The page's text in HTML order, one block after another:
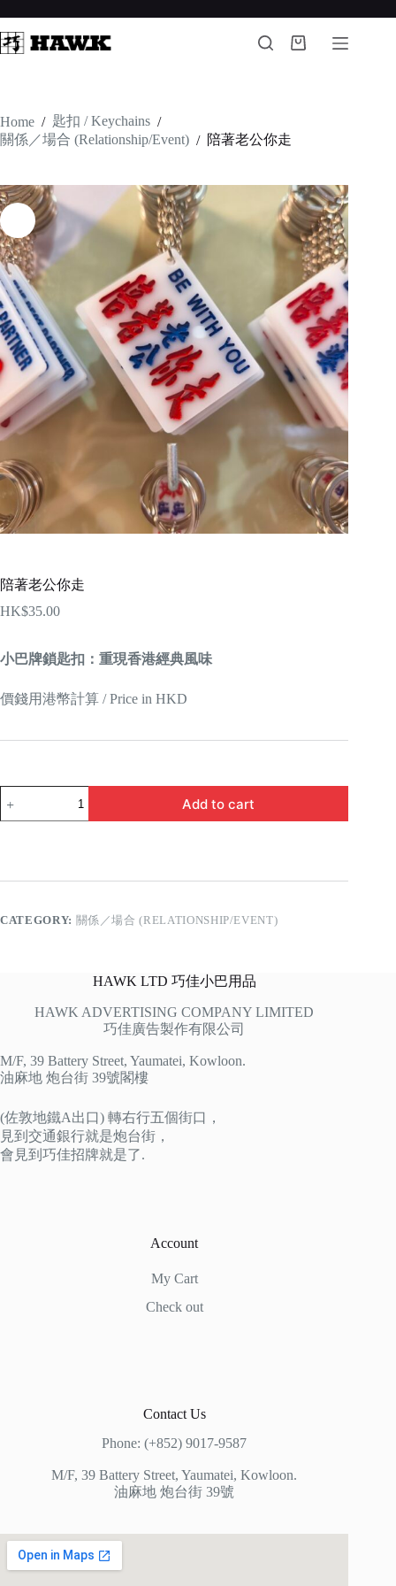
to
content
Shopping
Home / 匙扣 / Keychains /
關係／場合 (Relationship/Event) / 陪著老公你走
陪著老公你走
HK$35.00
小巴牌鎖匙扣：重現香港經典風味
價錢用港幣計算 / Price in HKD
著
走
Add to cart
CATEGORY: 關係／場合 (RELATIONSHIP/EVENT)
HAWK LTD 巧佳小巴用品
HAWK ADVERTISING COMPANY LIMITED
巧佳廣告製作有限公司
M/F, 39 Battery Street, Yaumatei, Kowloon.
油麻地 炮台街 39號閣樓
(佐敦地鐵A出口) 轉右行五個街口，
見到交通銀行就是炮台街，
會見到巧佳招牌就是了.
Account
My Cart
Check out
Contact Us
Phone: (+852) 9017-9587
M/F, 39 Battery Street, Yaumatei, Kowloon.
油麻地 炮台街 39號